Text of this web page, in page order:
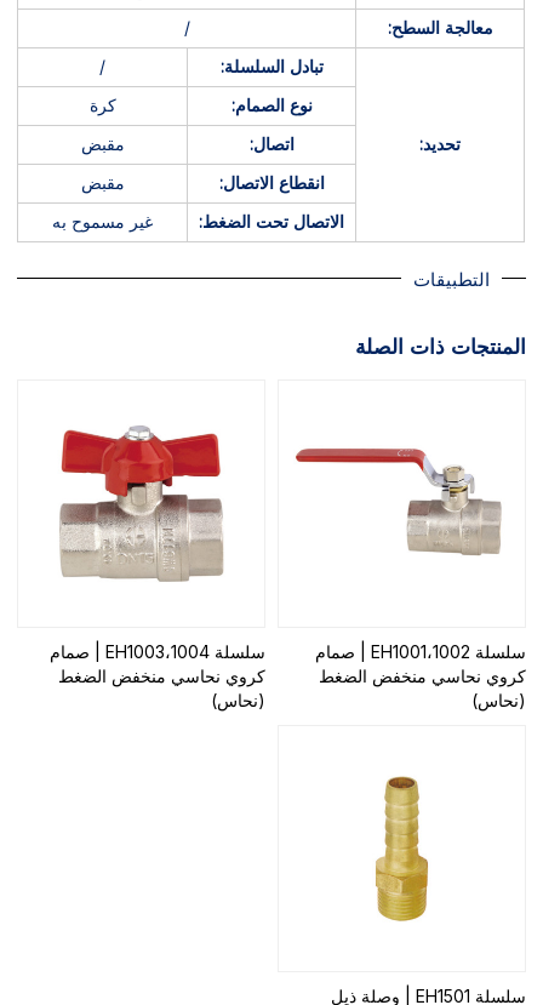
معالجة السطح:
/
تحديد:
تبادل السلسلة:
/
نوع الصمام:
كرة
اتصال:
مقبض
انقطاع الاتصال:
مقبض
الاتصال تحت الضغط:
غير مسموح به
التطبيقات
المنتجات ذات الصلة
سلسلة EH1001،1002 | صمام
كروي نحاسي منخفض الضغط
(نحاس)
سلسلة EH1003،1004 | صمام
كروي نحاسي منخفض الضغط
(نحاس)
سلسلة EH1501 | وصلة ذيل